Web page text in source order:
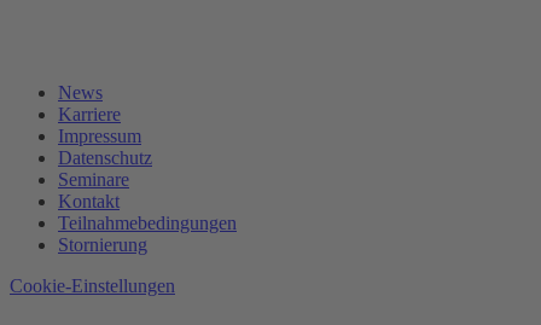
News
Karriere
Impressum
Datenschutz
Seminare
Kontakt
Teilnahmebedingungen
Stornierung
Cookie-Einstellungen